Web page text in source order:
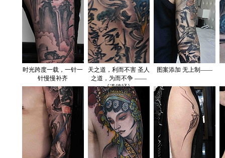
时光跨度一载，一针一
针慢慢补齐
天之道，利而不害 圣人
之道，为而不争 ——
《道德经》
图案添加 无上制——